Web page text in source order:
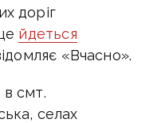
доріг
йдеться
«Вчасно».
смт.
селах